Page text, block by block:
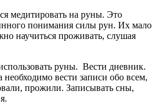
медитировать на руны. Это
понимания силы рун. Их мало
научиться проживать, слушая
руны. Вести дневник.
необходимо вести записи обо всем,
прожили. Записывать сны,